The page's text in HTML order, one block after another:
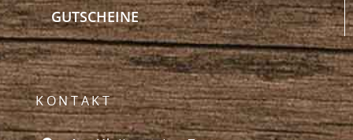
GUTSCHEINE
KONTAKT